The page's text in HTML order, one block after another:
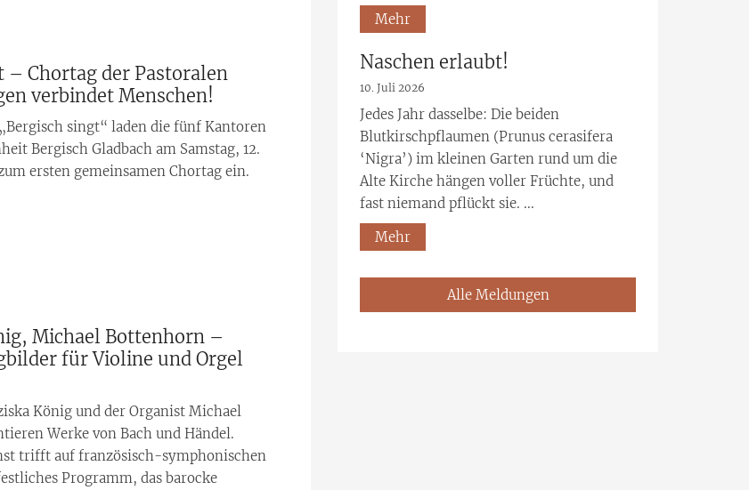
– Chortag der Pastoralen
verbindet Menschen!
singt“ laden die fünf Kantoren
Bergisch Gladbach am Samstag, 12.
ersten gemeinsamen Chortag ein.
Michael Bottenhorn –
für Violine und Orgel
König und der Organist Michael
Werke von Bach und Händel.
trifft auf französisch-symphonischen
Programm, das barocke
Mehr
Naschen erlaubt!
10. Juli 2026
Jedes Jahr dasselbe: Die beiden
Blutkirschpflaumen (Prunus cerasifera
‘Nigra’) im kleinen Garten rund um die
Alte Kirche hängen voller Früchte, und
fast niemand pflückt sie. ...
Mehr
Alle Meldungen